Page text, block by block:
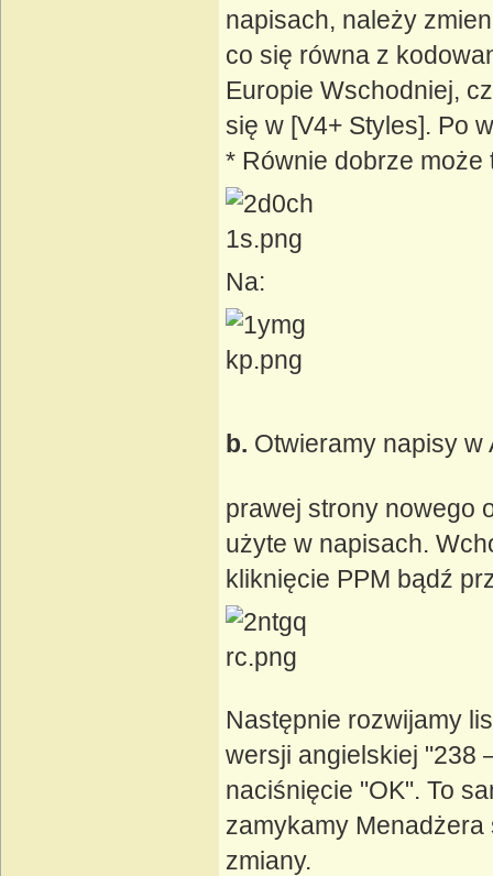
napisach, należy
co się równa z
Europie Wschodniej,
się w [V4+ Styles]. Po
* Równie dobrze
Na:
b. Otwieramy napisy
prawej strony nowego
użyte w napisach.
kliknięcie PPM bądź
Następnie rozwijamy
wersji angielskiej "238
naciśnięcie "OK". To
zamykamy
zmiany.